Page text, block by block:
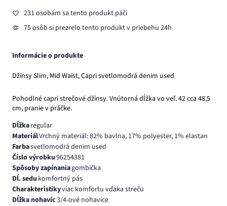
231 osobám sa tento produkt páči
75 osôb si prezrelo tento produkt v priebehu 24h
Informácie o produkte
Džínsy Slim, Mid Waist, Capri svetlomodrá denim used
Pohodlné capri strečové džínsy. Vnútorná dĺžka vo veľ. 42 cca 48,5
cm, pranie v práčke.
Dĺžkaregular
MateriálVrchný materiál: 82% bavlna, 17% polyester, 1% elastan
Farbasvetlomodrá denim used
Číslo výrobku96254381
Spôsoby zapínaniagombička
Dĺ. sedu komfortný pás
Charakteristikyviac komfortu vďaka streču
Dĺžka nohavíc3/4-ové nohavice